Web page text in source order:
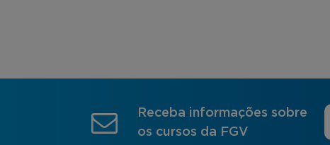
Receba informações sobre
os cursos da FGV